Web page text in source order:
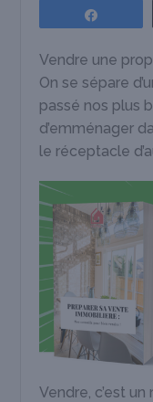
Vendre une
On se sépare
passé nos plus
d’emménager
le réceptacle
Vendre, c’est